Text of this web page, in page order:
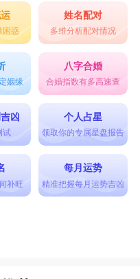
困惑
姓名配对
多维分析配对情况
姻缘
八字合婚
合婚指数有多高速查
凶
试
个人占星
领取你的专属星盘报告
补旺
每月运势
精准把握每月运势吉凶